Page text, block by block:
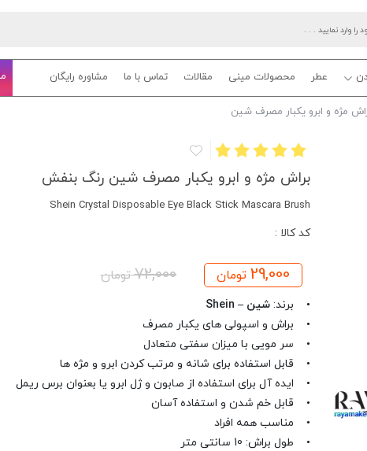
عطر محصولات مینی مقالات تماس با ما مشاوره رایگان
مژه و ابرو یکبار مصرف شین
براش مژه و ابرو یکبار مصرف شین رنگ بنفش
Shein Crystal Disposable Eye Black Stick Mascara Brush
کد کالا :
29,000 تومان 72,000تومان
• برند:شین – Shein
• براش و اسپولی های یکبار مصرف
• سر مویی با میزان سفتی متعادل
• قابل استفاده برای شانه و مرتب کردن ابرو و مژه ها
• ایده آل برای استفاده از صابون و ژل ابرو یا بعنوان برس ریمل
• قابل خم شدن و استفاده آسان
• مناسب همه افراد
• طول براش: 10 سانتی متر